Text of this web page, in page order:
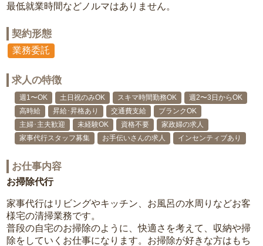
最低就業時間などノルマはありません。
契約形態
業務委託
求人の特徴
週1〜OK 土日祝のみOK スキマ時間勤務OK
週2〜3日からOK
高時給
昇給･昇格あり 交通費支給
ブランクOK
主婦･主夫歓迎
未経験OK 資格不要
家政婦の求人
家事代行スタッフ募集
お手伝いさんの求人 インセンティブあり
お仕事内容
お掃除代行
家事代行はリビングやキッチン、お風呂の水周りなどお客
様宅の清掃業務です。
普段の自宅のお掃除のように、快適さを考えて、収納や掃
除をしていくお仕事になります。お掃除が好きな方はもち